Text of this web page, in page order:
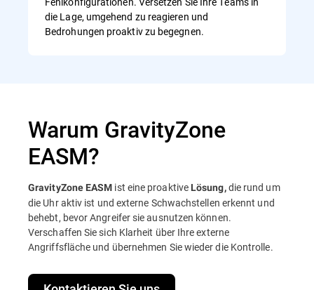
die Lage, umgehend zu reagieren und
Bedrohungen proaktiv zu begegnen.
Warum GravityZone
EASM?
GravityZone EASM ist eine proaktive Lösung,die rund um
die Uhr aktiv ist und externe Schwachstellen erkennt und
behebt, bevor Angreifer sie ausnutzen können.
Verschaffen Sie sich Klarheit über Ihre externe
Angriffsfläche und übernehmen Sie wieder die Kontrolle.